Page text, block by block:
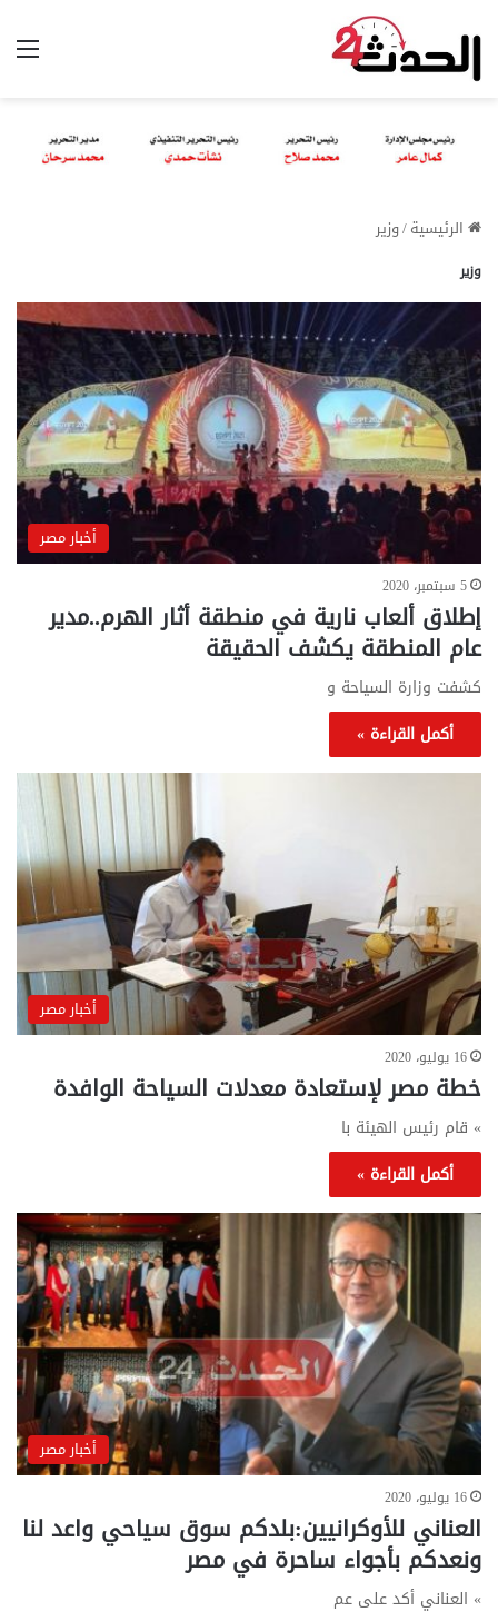
الرئيسية/وزير
وزير
أخبار مصر
5 سبتمبر، 2020
إطلاق ألعاب نارية في منطقة أثار الهرم..مدير
عام المنطقة يكشف الحقيقة
كشفت وزارة السياحة و
أكمل القراءة »
أخبار مصر
16 يوليو، 2020
خطة مصر لإستعادة معدلات السياحة الوافدة
» قام رئيس الهيئة با
أكمل القراءة »
أخبار مصر
16 يوليو، 2020
العناني للأوكرانيين:بلدكم سوق سياحي واعد لنا
ونعدكم بأجواء ساحرة في مصر
» العناني أكد على عم